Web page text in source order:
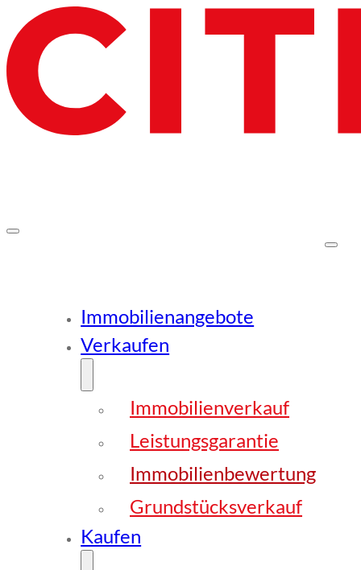
Immobilienangebote
Verkaufen
Immobilienverkauf
Leistungsgarantie
Immobilienbewertung
Grundstücksverkauf
Kaufen